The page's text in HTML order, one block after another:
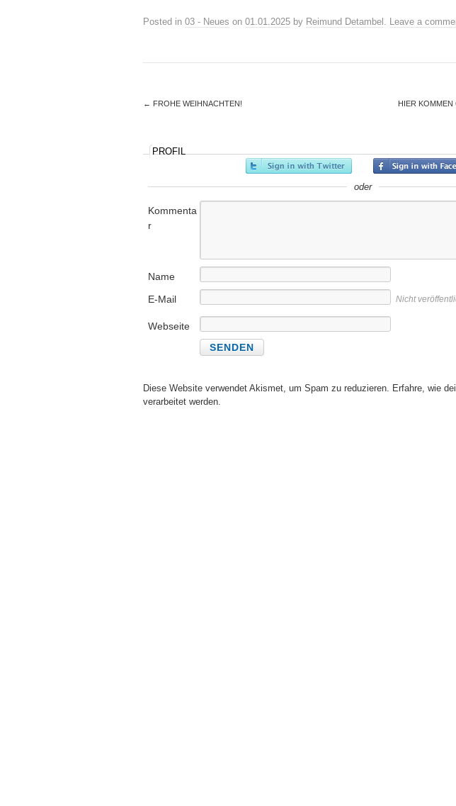
Posted in 03 - Neues on 01.01.2025 by Reimund Detambel . Leave a
← FROHE WEIHNACHTEN! HIER KOMMEN
PROFIL
oder
Kommenta
r
Name
E-Mail
Nicht
Webseite
Diese Website verwendet Akismet, um Spam zu reduzieren. Erfahre, wie
verarbeitet werden.